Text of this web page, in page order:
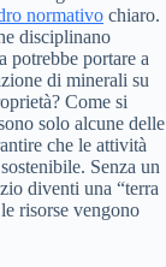
normativo chiaro.
disciplinano
potrebbe portare a
di minerali su
Come si
solo alcune delle
che le attività
Senza un
diventi una “terra
risorse vengono